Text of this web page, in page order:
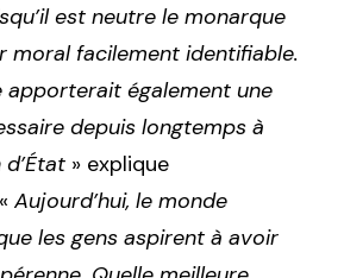
est neutre le monarque
moral facilement identifiable.
apporterait également une
depuis longtemps à
» explique
Aujourd’hui, le monde
les gens aspirent à avoir